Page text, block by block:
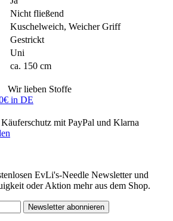
Nicht fließend
Kuschelweich, Weicher Griff
Gestrickt
Uni
ca. 150 cm
Wir lieben Stoffe
in DE
mit PayPal und Klarna
EvLi's-Needle Newsletter und
oder Aktion mehr aus dem Shop.
Newsletter abonnieren